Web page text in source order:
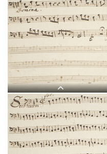
L 5, G.J. Werner, Sub tuum
praesidium, Violino II-3.jpg